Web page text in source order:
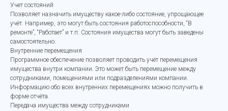
Учет состояний
Позволяет назначить имуществу какое-либо состояние, упрощающее
учёт. Например, это могут быть состояния работоспособности, “В
ремонте”, “Работает” и т.п. Состояния имущества могут быть заведены
самостоятельно.
Внутренние перемещения
Программное обеспечение позволяет проводить учёт перемещения
имущества внутри компании. Это может быть перемещение между
сотрудниками, помещениями или подразделениями компании.
Информацию обо всех внутренних перемещениях можно получить в
форме отчёта.
Передача имущества между сотрудниками